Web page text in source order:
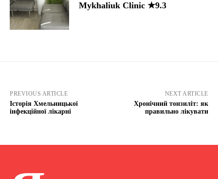
Mykhaliuk Clinic ★9.3
PREVIOUS ARTICLE
Історія Хмельницької
інфекційної лікарні
NEXT ARTICLE
Хронічний тонзиліт: як
правильно лікувати